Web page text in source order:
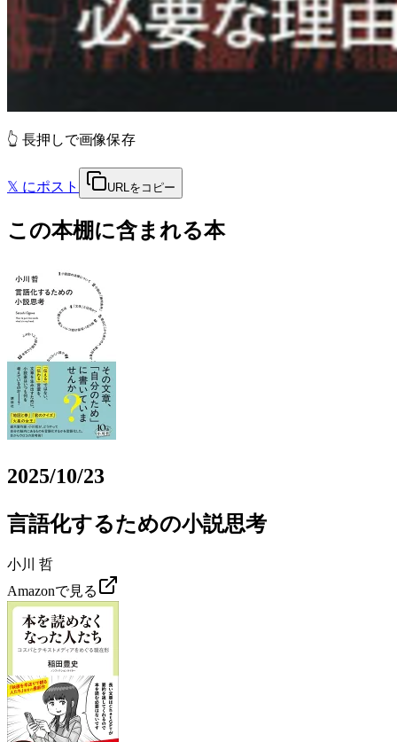
👆 長押しで画像保存
𝕏 にポスト URLをコピー
この本棚に含まれる本
2025/10/23
言語化するための小説思考
小川 哲
Amazonで見る